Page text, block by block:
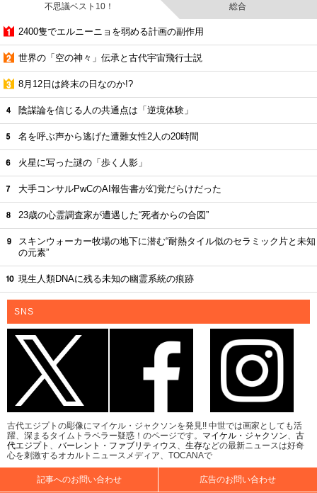
不思議ベスト10！ 総合
2400隻でエルニーニョを弱める計画の副作用
世界の「空の神々」伝承と古代宇宙飛行士説
8月12日は終末の日なのか!?
陰謀論を信じる人の共通点は「逆境体験」
名を呼ぶ声から逃げた遭難女性2人の20時間
火星に写った謎の「歩く人影」
大手コンサルPwCのAI報告書が幻覚だらけだった
23歳の心霊調査家が遭遇した“死者からの合図”
スキンウォーカー牧場の地下に潜む“耐熱タイル似のセラミック片と未知
の元素”
現生人類DNAに残る未知の幽霊系統の痕跡
SNS
古代エジプトの彫像にマイケル・ジャクソンを発見!! 中世では画家としても活
躍、深まるタイムトラベラー疑惑！のページです。 マイケル・ジャクソン、 古
代エジプト 、 バーレント・ファブリティウス、 生存などの最新ニュースは好奇
心を刺激するオカルトニュースメディア、TOCANAで
記事へのお問い合わせ 広告のお問い合わせ